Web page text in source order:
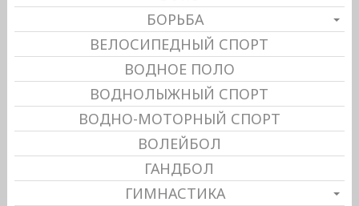
БОРЬБА
ВЕЛОСИПЕДНЫЙ СПОРТ
ВОДНОЕ ПОЛО
ВОДНОЛЫЖНЫЙ СПОРТ
ВОДНО-МОТОРНЫЙ СПОРТ
ВОЛЕЙБОЛ
ГАНДБОЛ
ГИМНАСТИКА